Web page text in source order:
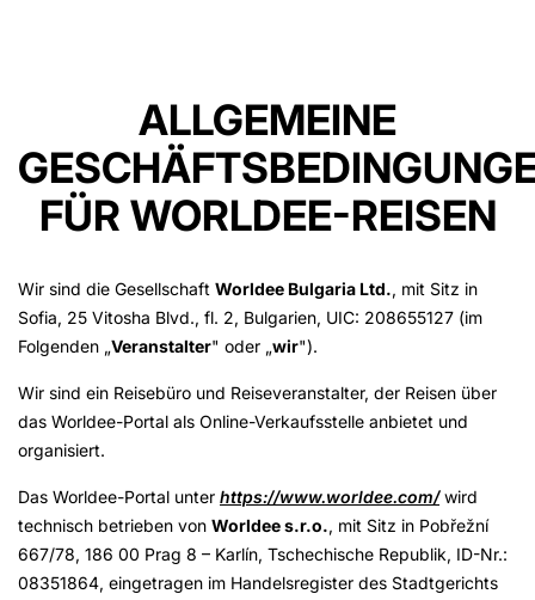
ALLGEMEINE
FÜR WORLDEE-REISEN
Wir sind die Gesellschaft Worldee Bulgaria Ltd., mit Sitz in
Sofia, 25 Vitosha Blvd., fl. 2, Bulgarien, UIC: 208655127 (im
Folgenden „Veranstalter" oder „wir").
Wir sind ein Reisebüro und Reiseveranstalter, der Reisen über
das Worldee-Portal als Online-Verkaufsstelle anbietet und
organisiert.
Das Worldee-Portal unter https://www.worldee.com/wird
technisch betrieben von Worldee s.r.o., mit Sitz in Pobřežní
667/78, 186 00 Prag 8 – Karlín, Tschechische Republik, ID-Nr.:
08351864, eingetragen im Handelsregister des Stadtgerichts